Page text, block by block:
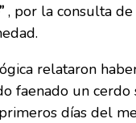
, por la consulta
relataron
faenado un cerdo
días del